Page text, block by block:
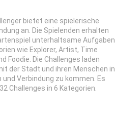
bietet eine spielerische
an. Die Spielenden erhalten
unterhaltsame Aufgaben
wie Explorer, Artist, Time
Foodie. Die Challenges laden
der Stadt und ihren Menschen in
und Verbindung zu kommen. Es
Challenges in 6 Kategorien.